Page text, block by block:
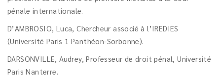
pénale internationale.
D’AMBROSIO, Luca, Chercheur associé à l’IREDIES
(Université Paris 1 Panthéon-Sorbonne).
DARSONVILLE, Audrey, Professeur de droit pénal, Université
Paris Nanterre.